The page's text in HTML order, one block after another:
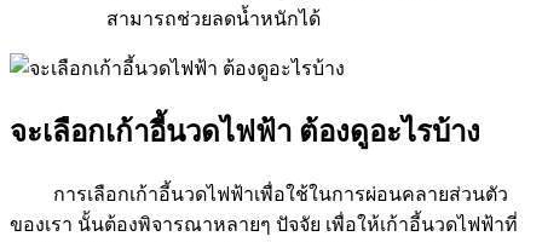
สามารถช่วยลดน้ำหนักได้
จะเลือกเก้าอี้นวดไฟฟ้า ต้องดูอะไรบ้าง
การเลือกเก้าอี้นวดไฟฟ้าเพื่อใช้ในการผ่อนคลายส่วนตัว
ของเรา นั้นต้องพิจารณาหลายๆ ปัจจัย เพื่อให้เก้าอี้นวดไฟฟ้าที่